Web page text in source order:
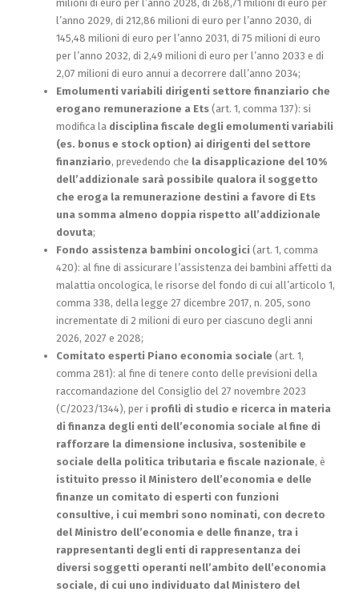
milioni di euro per l’anno 2028, di 268,71 milioni di euro per
l’anno 2029, di 212,86 milioni di euro per l’anno 2030, di
145,48 milioni di euro per l’anno 2031, di 75 milioni di euro
per l’anno 2032, di 2,49 milioni di euro per l’anno 2033 e di
2,07 milioni di euro annui a decorrere dall’anno 2034;
Emolumenti variabili dirigenti settore finanziario che
erogano remunerazione a Ets (art. 1, comma 137): si
modifica la disciplina fiscale degli emolumenti variabili
(es. bonus e stock option) ai dirigenti del settore
finanziario, prevedendo che la disapplicazione del 10%
dell’addizionale sarà possibile qualora il soggetto
che eroga la remunerazione destini a favore di Ets
una somma almeno doppia rispetto all’addizionale
dovuta;
Fondo assistenza bambini oncologici (art. 1, comma
420): al fine di assicurare l’assistenza dei bambini affetti da
malattia oncologica, le risorse del fondo di cui all’articolo 1,
comma 338, della legge 27 dicembre 2017, n. 205, sono
incrementate di 2 milioni di euro per ciascuno degli anni
2026, 2027 e 2028;
Comitato esperti Piano economia sociale (art. 1,
comma 281): al fine di tenere conto delle previsioni della
raccomandazione del Consiglio del 27 novembre 2023
(C/2023/1344), per i profili di studio e ricerca in materia
di finanza degli enti dell’economia sociale al fine di
rafforzare la dimensione inclusiva, sostenibile e
sociale della politica tributaria e fiscale nazionale, è
istituito presso il Ministero dell’economia e delle
finanze un comitato di esperti con funzioni
consultive, i cui membri sono nominati, con decreto
del Ministro dell’economia e delle finanze, tra i
rappresentanti degli enti di rappresentanza dei
diversi soggetti operanti nell’ambito dell’economia
sociale, di cui uno individuato dal Ministero del